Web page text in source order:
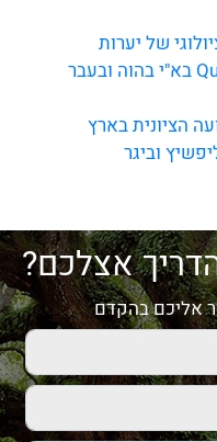
של יערות
האלון Quercus Aegilops בא"י בהוה ובעבר
הציונית בארץ
אצלכם?
אליכם בהקדם